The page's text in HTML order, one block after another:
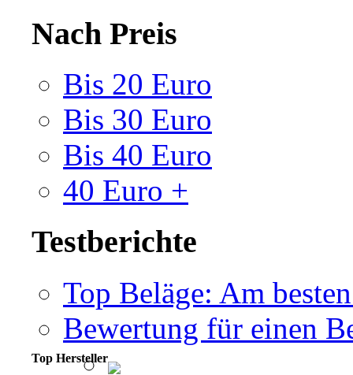
Nach Preis
Bis 20 Euro
Bis 30 Euro
Bis 40 Euro
40 Euro +
Testberichte
Top Beläge: Am
Bewertung für einen
Top Hersteller